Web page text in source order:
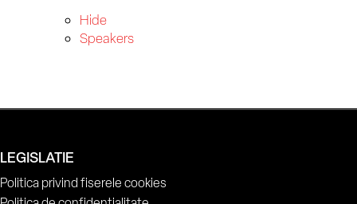
Hide
Speakers
LEGISLATIE
Politica privind fiserele cookies